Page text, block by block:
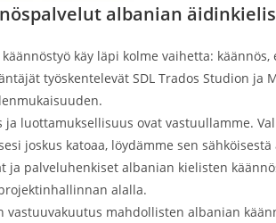
albanian
käy läpi kolme vaihetta:
työskentelevät SDL Trados Studion
ja luottamuksellisuus ovat vastuullamme.
joskus katoaa, löydämme sen
ja palveluhenkiset albanian kielisten
alalla.
vastuuvakuutus mahdollisten albanian